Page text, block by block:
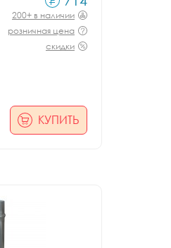
200+ в наличии
розничная цена
скидки
КУПИТЬ